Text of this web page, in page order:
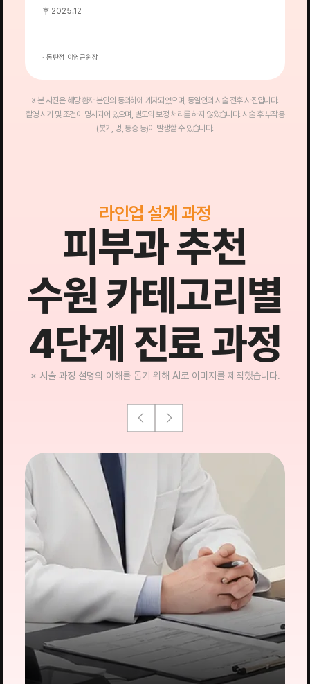
후 2025.12
· 동탄점 이영근원장
※ 본 사진은 해당 환자 본인의 동의하에 게재되었으며, 동일인의 시술 전후 사진입니다.
촬영 시기 및 조건이 명시되어 있으며, 별도의 보정 처리를 하지 않았습니다. 시술 후 부작용
(붓기, 멍, 통증 등)이 발생할 수 있습니다.
라인업 설계 과정
피부과 추천
수원 카테고리별
4단계 진료 과정
※ 시술 과정 설명의 이해를 돕기 위해 AI로 이미지를 제작했습니다.